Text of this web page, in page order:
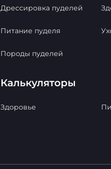
Дрессировка пуделей
Питание пуделя
Породы пуделей
Калькуляторы
Здоровье